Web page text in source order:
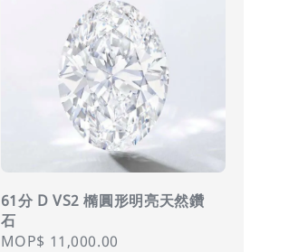
61分 D VS2 橢圓形明亮天然鑽
石
Regular
MOP$ 11,000.00